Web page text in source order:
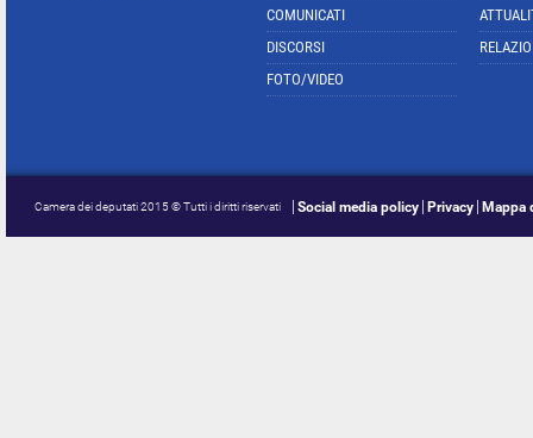
COMUNICATI
DISCORSI
FOTO/VIDEO
Camera dei deputati 2015 © Tutti i diritti riservati Social media policy Privacy Mappa